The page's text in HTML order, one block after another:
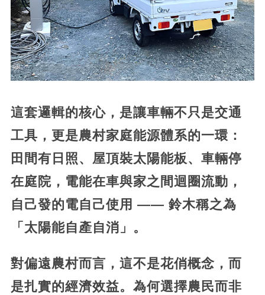
這套邏輯的核心，是讓車輛不只是交通
工具，更是農村家庭能源體系的一環：
田間有日照、屋頂裝太陽能板、車輛停
在庭院，電能在車與家之間迴圈流動，
自己發的電自己使用 —— 鈴木稱之為
「太陽能自產自消」。
對偏遠農村而言，這不是花俏概念，而
是扎實的經濟效益。為何選擇農民而非